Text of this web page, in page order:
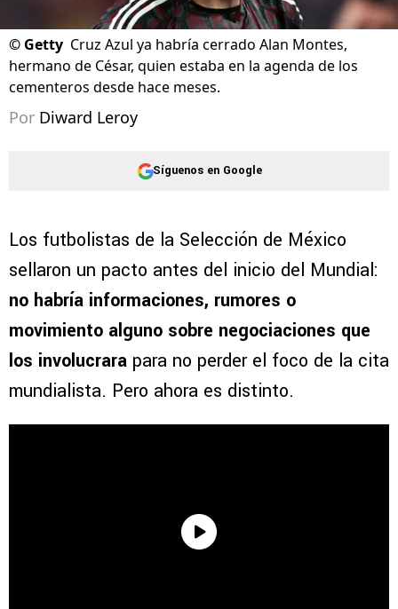
© Getty Cruz Azul ya habría cerrado Alan Montes,
hermano de César, quien estaba en la agenda de los
cementeros desde hace meses.
Por Diward Leroy
Síguenos en Google
Los futbolistas de la Selección de México
sellaron un pacto antes del inicio del Mundial:
no habría informaciones, rumores o
movimiento alguno sobre negociaciones que
los involucrara para no perder el foco de la cita
mundialista. Pero ahora es distinto.